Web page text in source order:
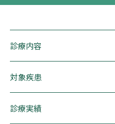
診療内容
対象疾患
診療実績